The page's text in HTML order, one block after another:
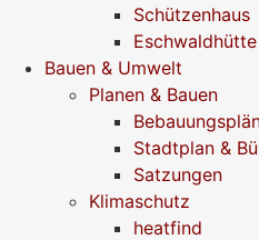
Schützenhaus
Eschwaldhütte
Bauen & Umwelt
Planen & Bauen
Stadtplan &
Satzungen
Klimaschutz
heatfind